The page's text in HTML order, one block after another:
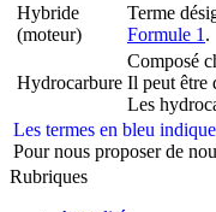
Hybride
(moteur)
Terme
Formule 1 .
Hydrocarbure
Composé
Il peut être
Les
Les termes en bleu
Pour nous proposer de
Rubriques